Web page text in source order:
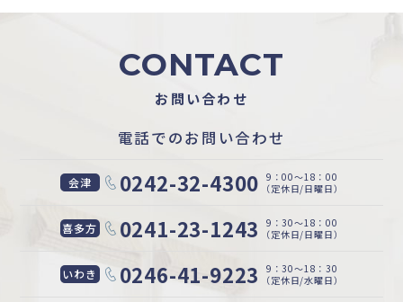
CONTACT
お問い合わせ
電話でのお問い合わせ
会津 0242-32-4300 9：00〜18：00
（定休日/日曜日）
喜多方 0241-23-1243
9：30〜18：00
（定休日/日曜日）
いわき 0246-41-9223
9：30〜18：30
（定休日/水曜日）